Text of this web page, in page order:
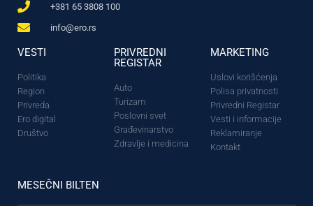
+381 65 3808 100
info@ero.rs
VESTI
Politika
Region
Privreda
Ero digital
Društvo
PRIVREDNI
REGISTAR
Auto
Turizam
Poslovni svet
Građevinarstvo
Zdravlje i medicina
MARKETING
Uslovi korišćenja
Polisa privatnosti
Privredni Registar
Vesti i informacije
Reklamiranje
Kontakt
MESEČNI BILTEN